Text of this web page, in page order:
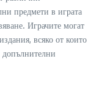
предмети в играта
Играчите могат
всяко от които
допълнителни